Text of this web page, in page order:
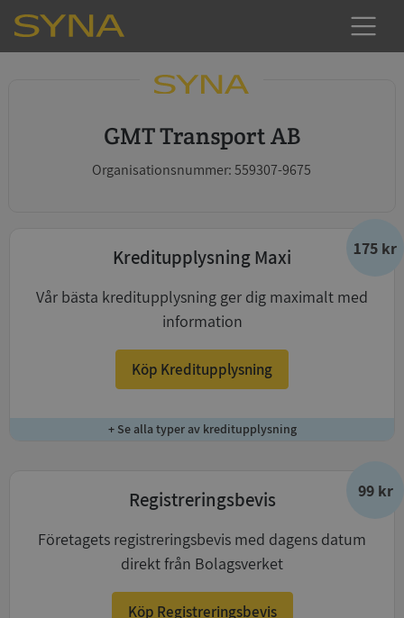
GMT Transport AB
Organisationsnummer: 559307-9675
175 kr
Kreditupplysning Maxi
Vår bästa kreditupplysning ger dig maximalt med
information
Köp Kreditupplysning
+ Se alla typer av kreditupplysning
99 kr
Registreringsbevis
Företagets registreringsbevis med dagens datum
direkt från Bolagsverket
Köp Registreringsbevis